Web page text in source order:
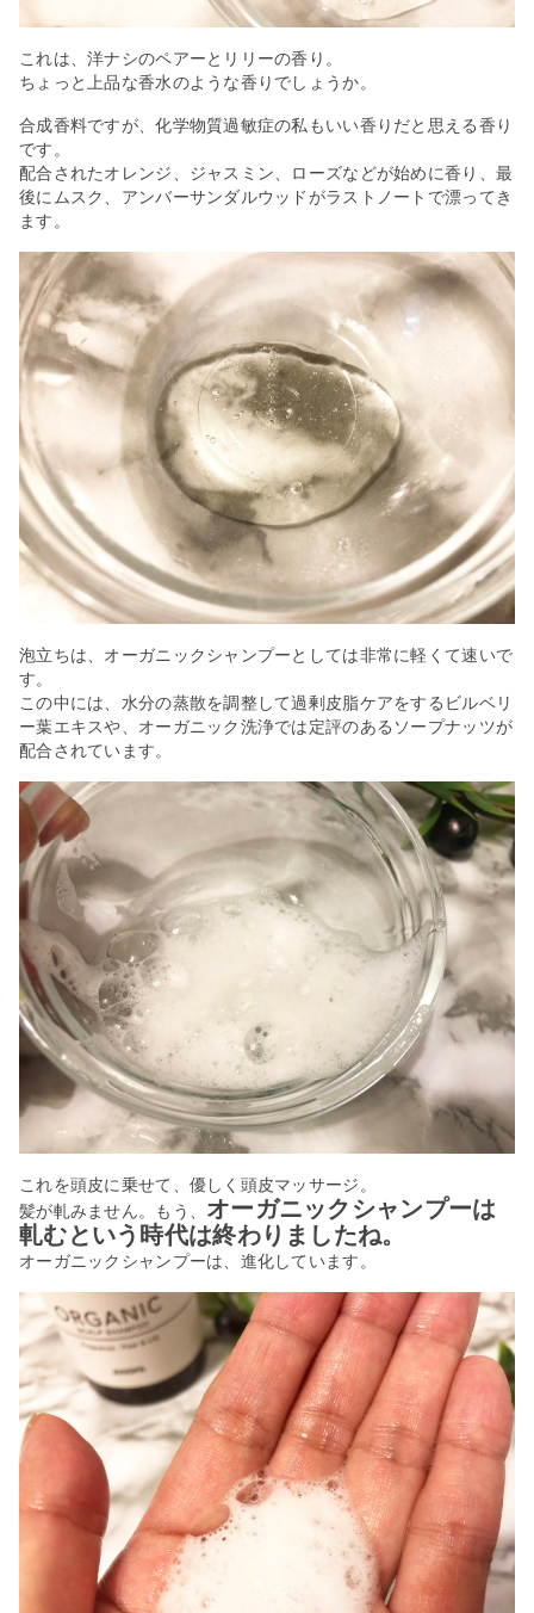
これは、洋ナシのペアーとリリーの香り。
ちょっと上品な香水のような香りでしょうか。
合成香料ですが、化学物質過敏症の私もいい香りだと思える香り
です。
配合されたオレンジ、ジャスミン、ローズなどが始めに香り、最
後にムスク、アンバーサンダルウッドがラストノートで漂ってき
ます。
泡立ちは、オーガニックシャンプーとしては非常に軽くて速いで
す。
この中には、水分の蒸散を調整して過剰皮脂ケアをするビルベリ
ー葉エキスや、オーガニック洗浄では定評のあるソープナッツが
配合されています。
これを頭皮に乗せて、優しく頭皮マッサージ。
髪が軋みません。もう、 オーガニックシャンプーは
軋むという時代は終わりましたね。
オーガニックシャンプーは、進化しています。